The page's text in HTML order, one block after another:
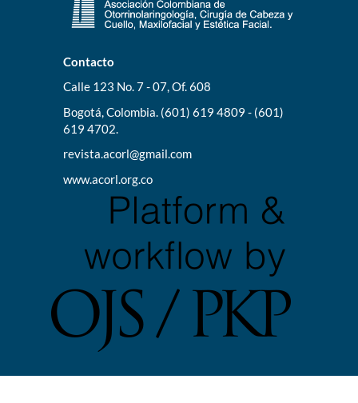
Contacto
Calle 123 No. 7 - 07, Of. 608
Bogotá, Colombia. (601) 619 4809 - (601)
619 4702.
revista.acorl@gmail.com
www.acorl.org.co